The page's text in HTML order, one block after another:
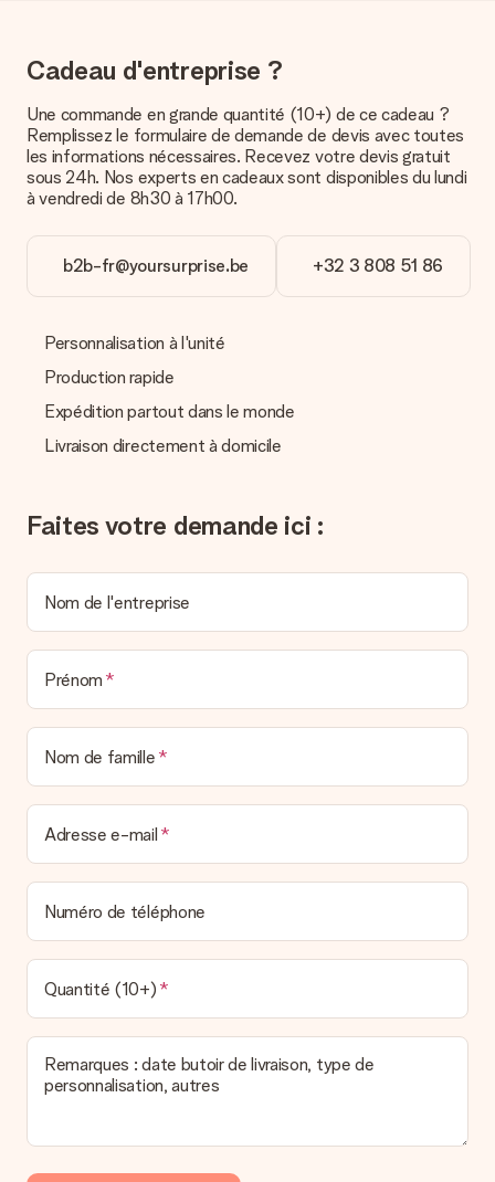
contacter notre service client.
Paiement
Comment puis-je régler ma commande ?
Nous proposons les formes de paiement suivantes : Paypal,
carte bancaire ou par virement bancaire. Comptez un délai de
cas de paiement par virement bancaire.
Réception du cadeau
fait ?
Nous déplorons le fait que votre cadeau ne vous plaise pas.
Vous pouvez dans ce cas contacter notre service client qui
La facture est-elle envoyée avec le cadeau ?
Nous n’envoyons pas de facture avec le cadeau. Nous vous
personnel MySurprise. Vous pouvez ainsi être tranquille et
Cadeau d'entreprise ?
Une commande en grande quantité (10+) de ce cadeau ?
Remplissez le formulaire de demande de devis avec toutes
les informations nécessaires. Recevez votre devis gratuit
sous 24h. Nos experts en cadeaux sont disponibles du lundi
à vendredi de 8h30 à 17h00.
b2b-fr@yoursurprise.be +32 3 808 51 86
Personnalisation à l'unité
Production rapide
Expédition partout dans le monde
Livraison directement à domicile
Faites votre demande ici :
Nom de l'entreprise
Prénom
Nom de famille
Adresse e-mail
Numéro de téléphone
Quantité (10+)
Remarques : date butoir de livraison, type de
personnalisation, autres